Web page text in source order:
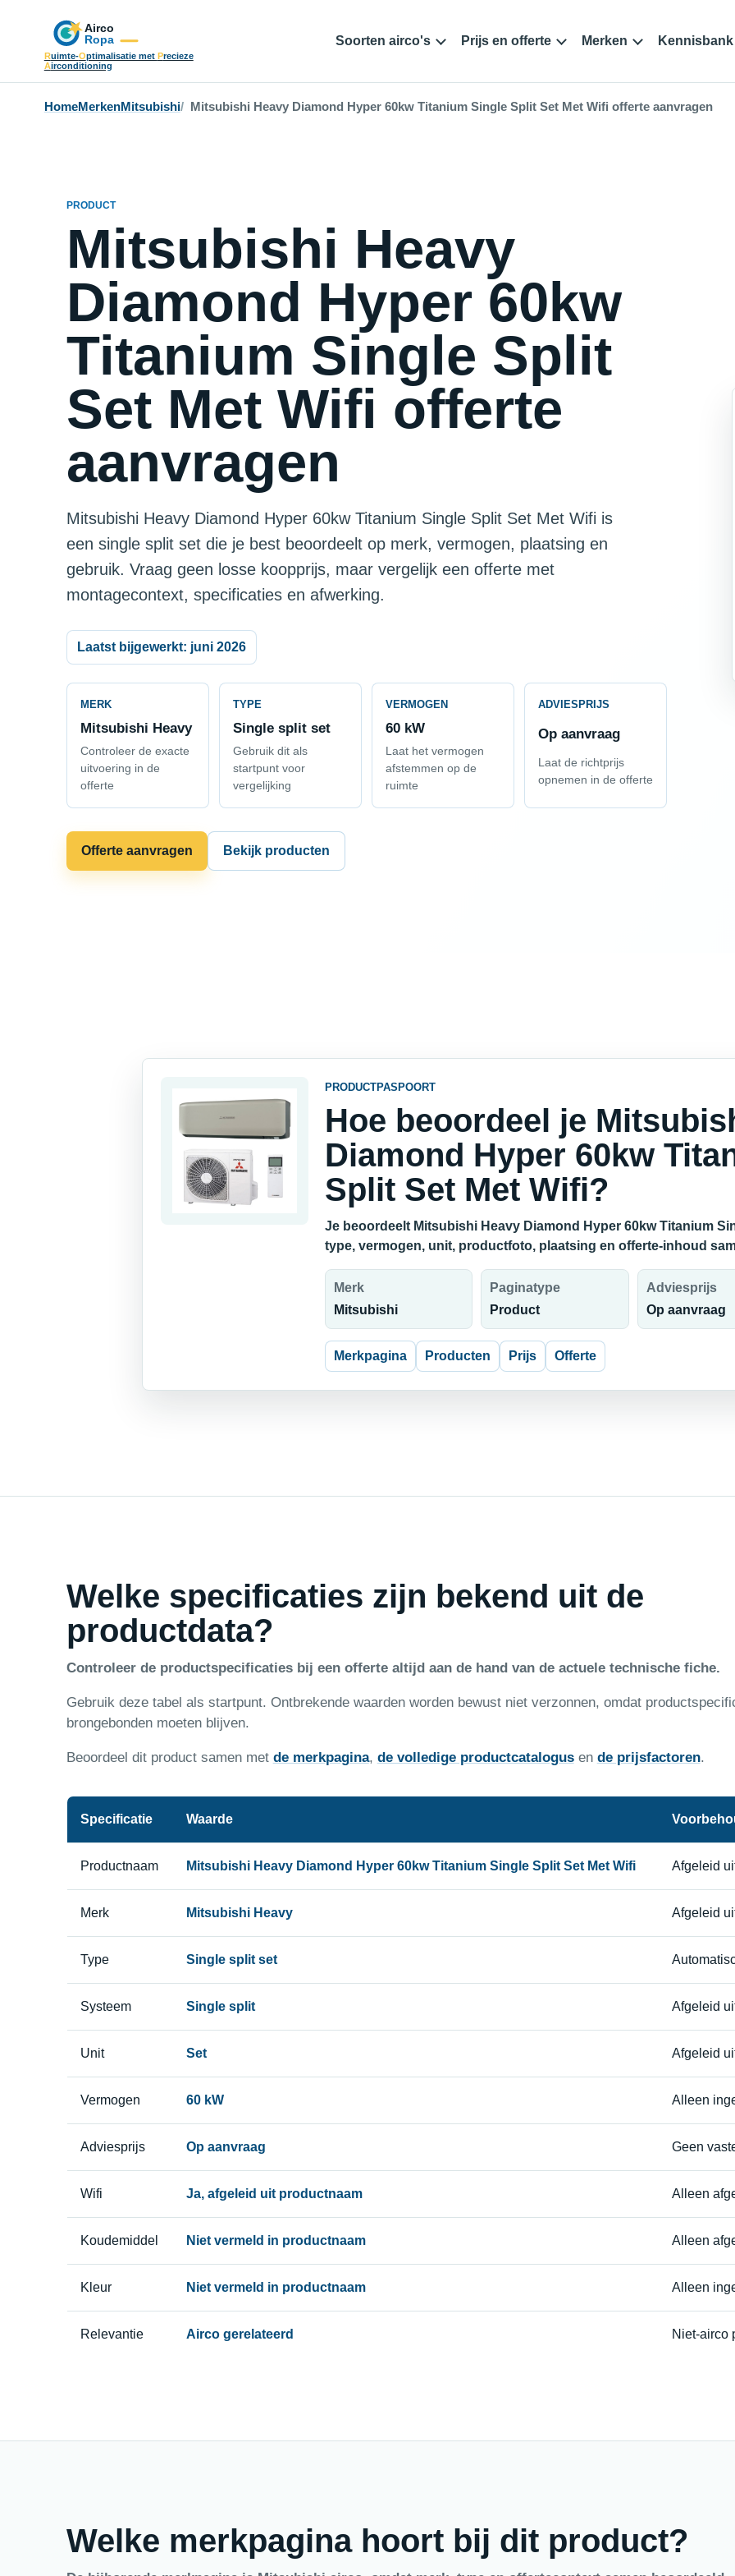
Ruimte-Optimalisatie met Precieze
Airconditioning
Soorten airco's Prijs en offerte Merken Kennisbank
HomeMerkenMitsubishi Mitsubishi Heavy Diamond Hyper 60kw Titanium Single Split Set Met Wifi offerte aanvragen
PRODUCT
Mitsubishi Heavy
Diamond Hyper 60kw
Titanium Single Split
Set Met Wifi offerte
aanvragen
Mitsubishi Heavy Diamond Hyper 60kw Titanium Single Split Set Met Wifi is
een single split set die je best beoordeelt op merk, vermogen, plaatsing en
gebruik. Vraag geen losse koopprijs, maar vergelijk een offerte met
montagecontext, specificaties en afwerking.
Laatst bijgewerkt: juni 2026
MERK
Mitsubishi Heavy
Controleer de exacte
uitvoering in de
offerte
TYPE
Single split set
Gebruik dit als
startpunt voor
vergelijking
VERMOGEN
60 kW
Laat het vermogen
afstemmen op de
ruimte
ADVIESPRIJS
Op aanvraag
Laat de richtprijs
opnemen in de offerte
Offerte aanvragen Bekijk producten
PRODUCTPASPOORT
Hoe beoordeel je
Diamond Hyper 60kw
Split Set Met Wifi?
Je beoordeelt Mitsubishi Heavy Diamond Hyper 60kw Titanium
type, vermogen, unit, productfoto, plaatsing en offerte-inhoud
Merk
Mitsubishi
Paginatype
Product
Adviesprijs
Op aanvraag
Merkpagina Producten Prijs Offerte
Welke specificaties zijn bekend uit de
productdata?
Controleer de productspecificaties bij een offerte altijd aan de hand van de actuele technische fiche.
Gebruik deze tabel als startpunt. Ontbrekende waarden worden bewust niet verzonnen, omdat
brongebonden moeten blijven.
Beoordeel dit product samen met de merkpagina, de volledige productcatalogusen de prijsfactoren.
Specificatie Waarde
Productnaam Mitsubishi Heavy Diamond Hyper 60kw Titanium Single Split Set Met Wifi Afgeleid
Merk Mitsubishi Heavy Afgeleid
Type Single split set
Systeem Single split Afgeleid
Unit Set Afgeleid
Vermogen 60 kW Alleen
Adviesprijs Op aanvraag Geen
Wifi Ja, afgeleid uit productnaam Alleen
Koudemiddel Niet vermeld in productnaam Alleen
Kleur Niet vermeld in productnaam Alleen
Relevantie Airco gerelateerd Niet-airco
Welke merkpagina hoort bij dit product?